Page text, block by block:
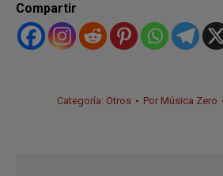
Compartir
Categoría: Otros Por Música Zero